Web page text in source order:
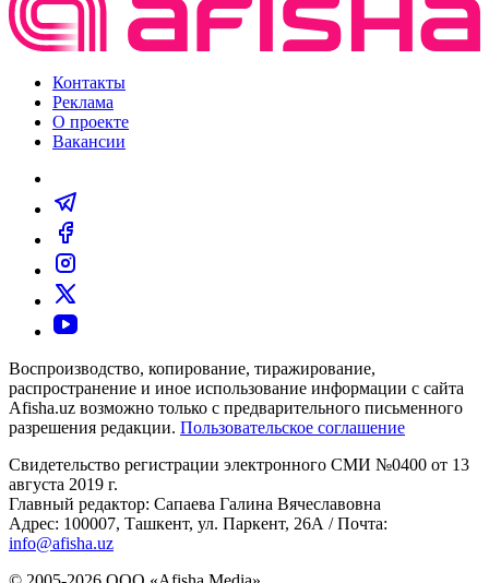
Контакты
Реклама
О проекте
Вакансии
Воспроизводство, копирование, тиражирование,
распространение и иное использование информации с сайта
Afisha.uz возможно только с предварительного письменного
разрешения редакции. Пользовательское соглашение
Свидетельство регистрации электронного СМИ №0400 от 13
августа 2019 г.
Главный редактор: Сапаева Галина Вячеславовна
Адрес: 100007, Ташкент, ул. Паркент, 26А / Почта:
info@afisha.uz